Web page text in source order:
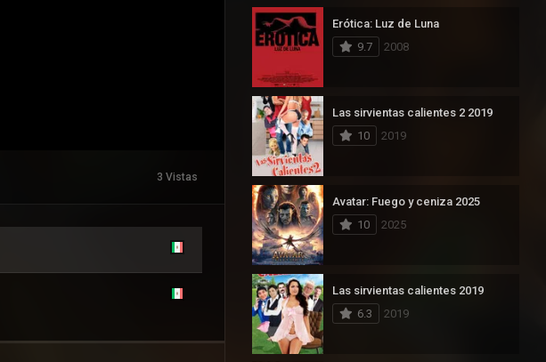
3 Vistas
Erótica: Luz de Luna
9.7
2008
Las sirvientas calientes 2 2019
10
2019
Avatar: Fuego y ceniza 2025
10
2025
Las sirvientas calientes 2019
6.3
2019